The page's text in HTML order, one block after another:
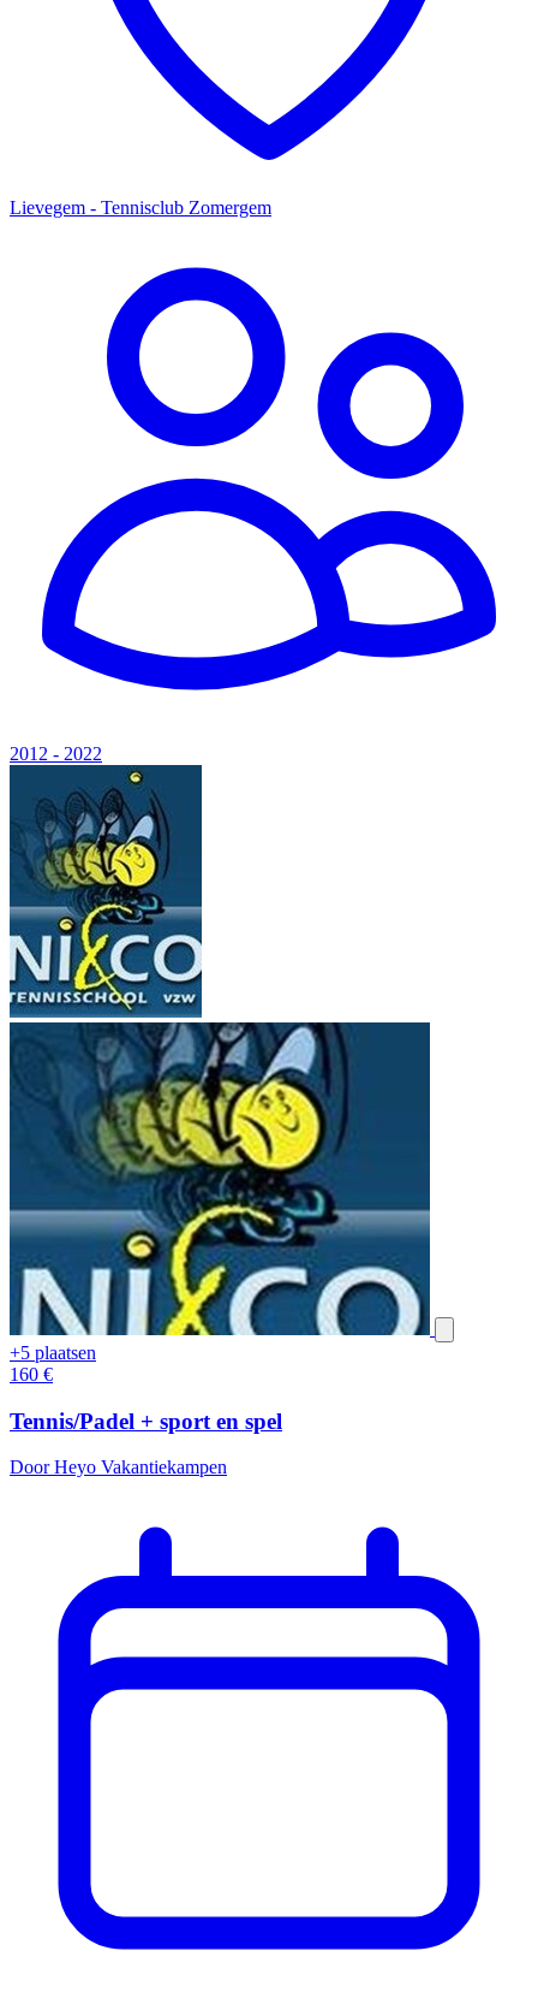
Lievegem - Tennisclub Zomergem
2012 - 2022
+5 plaatsen
160 €
Tennis/Padel + sport en spel
Door Heyo Vakantiekampen